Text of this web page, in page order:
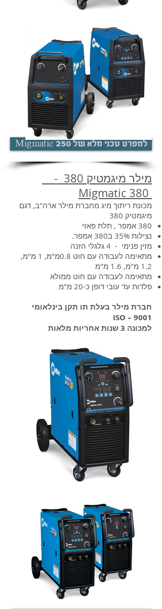
Migmatic 250 למפרט טכני מלא של
מילר מיגמטיק 380 -
מכונת ריתוך מיג מחברת מילר ארה"ב, דגם
מיגמטיק 380
380 אמפר , תלת פאזי
נצילות 35% ב380 אמפר.
מזין פנימי - 4 גלגלי הזנה
מתאימה לעבודה עם חוט 0.8מ"מ, 1 מ"מ,
1.2 מ"מ, 1.6 מ"מ
מתאימה לעבודה עם חוט ממולא
פלדות עד עובי דופן כ-20 מ"מ
חברת מילר בעלת תו תקן בינלאומי
9001 – ISO
למכונה 3 שנות אחריות מלאות